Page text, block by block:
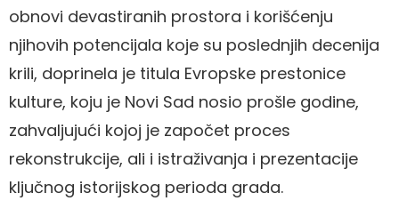
obnovi devastiranih prostora i korišćenju
njihovih potencijala koje su poslednjih decenija
krili, doprinela je titula Evropske prestonice
kulture, koju je Novi Sad nosio prošle godine,
zahvaljujući kojoj je započet proces
rekonstrukcije, ali i istraživanja i prezentacije
ključnog istorijskog perioda grada.